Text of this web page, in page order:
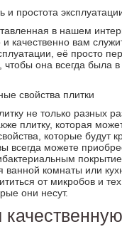
и простота
в нашем
и качественно вам
её просто
чтобы она всегда была
свойства плитки
не только разных
плитку, которая
которые будут
всегда можете
ванной комнаты или
от микробов и
они несут.